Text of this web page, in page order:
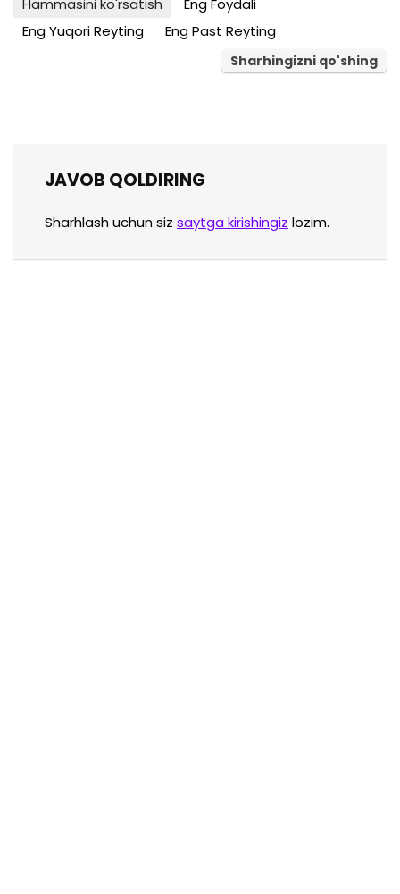
Hammasini ko'rsatish
Eng Foydali
Eng Yuqori Reyting
Eng Past Reyting
Sharhingizni qo'shing
JAVOB QOLDIRING
Sharhlash uchun siz saytga kirishingiz lozim.